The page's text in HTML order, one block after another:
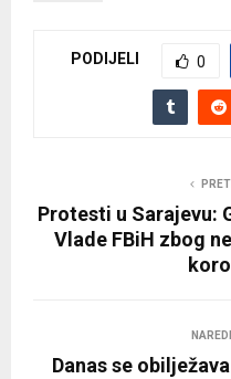
PODIJELI 0
Protesti u Sarajevu:
Vlade FBiH zbog
Danas se